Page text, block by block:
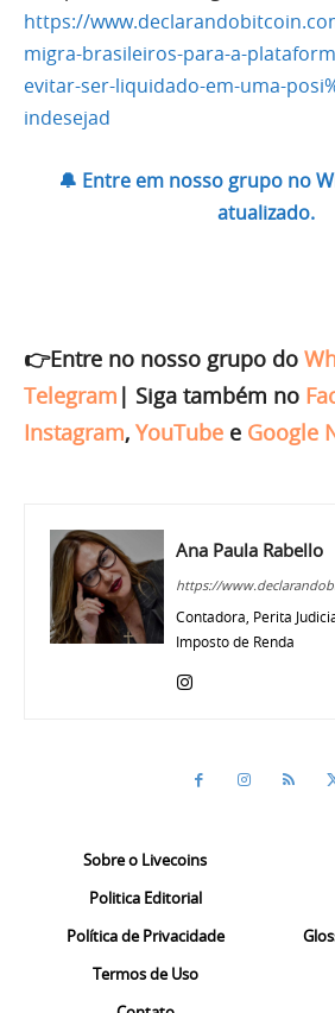
https://
migra-brasileiros-para-a-
evitar-ser-liquidado-em-uma-
indesejad
🔔 Entre em nosso grupo no
atualizado.
👉Entre no nosso grupo do
Telegram | Siga também no
Instagram, YouTube e Google
Ana Paula Rabello
https://
Contadora, Perita
Imposto de Renda
Sobre o Livecoins
Politica Editorial
Política de Privacidade
Termos de Uso